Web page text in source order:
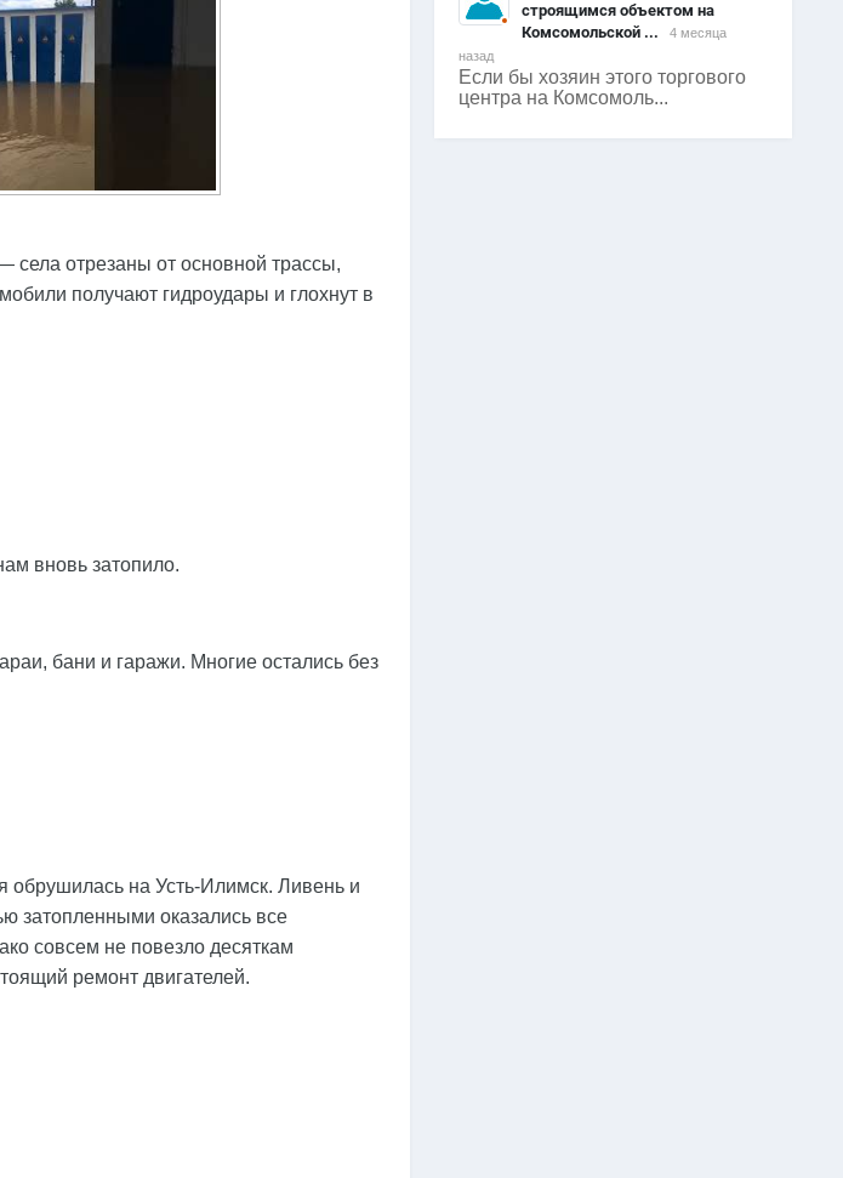
села отрезаны от основной трассы,
получают гидроудары и глохнут в
вновь затопило.
бани и гаражи. Многие остались без
на Усть-Илимск. Ливень и
затопленными оказались все
совсем не повезло десяткам
ремонт двигателей.
строящимся объектом на
Комсомольской ...
4 месяца
назад
Если бы хозяин этого торгового
центра на Комсомоль...